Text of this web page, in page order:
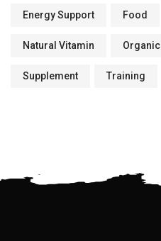
Energy Support Food
Natural Vitamin Organic
Supplement Training